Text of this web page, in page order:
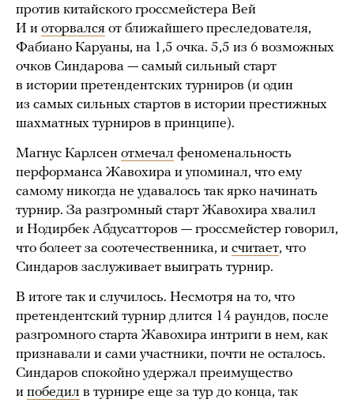
против китайского гроссмейстера Вей
И и оторвался от ближайшего преследователя,
Фабиано Каруаны, на 1,5 очка. 5,5 из 6 возможных
очков Синдарова — самый сильный старт
в истории претендентских турниров (и один
из самых сильных стартов в истории престижных
шахматных турниров в принципе).
Магнус Карлсен отмечал феноменальность
перформанса Жавохира и упоминал, что ему
самому никогда не удавалось так ярко начинать
турнир. За разгромный старт Жавохира хвалил
и Нодирбек Абдусатторов — гроссмейстер говорил,
что болеет за соотечественника, и считает, что
Синдаров заслуживает выиграть турнир.
В итоге так и случилось. Несмотря на то, что
претендентский турнир длится 14 раундов, после
разгромного старта Жавохира интриги в нем, как
признавали и сами участники, почти не осталось.
Синдаров спокойно удержал преимущество
и победил в турнире еще за тур до конца, так